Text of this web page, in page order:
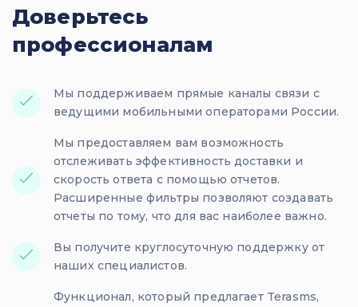
Доверьтесь
профессионалам
Мы поддерживаем прямые каналы связи с
ведущими мобильными операторами России.
Мы предоставляем вам возможность
отслеживать эффективность доставки и
скорость ответа с помощью отчетов.
Расширенные фильтры позволяют создавать
отчеты по тому, что для вас наиболее важно.
Вы получите круглосуточную поддержку от
наших специалистов.
Функционал, который предлагает Terasms,